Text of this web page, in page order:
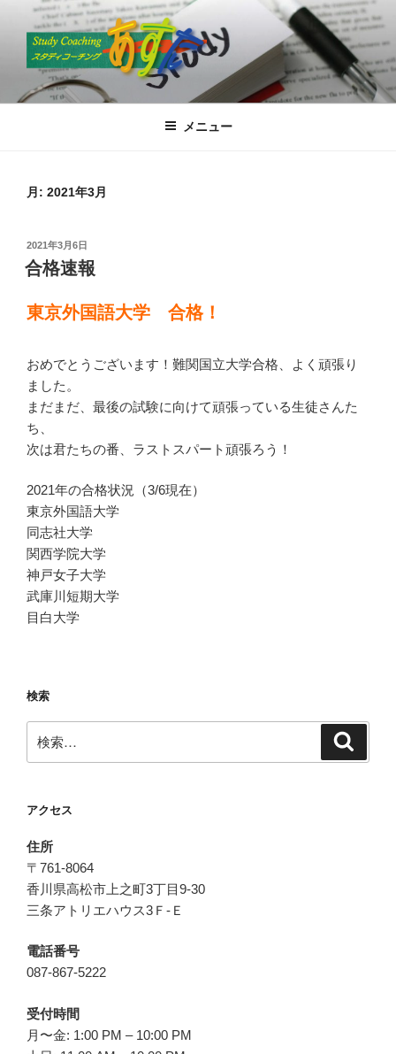
スタディコーチングあすた
高松で国語塾といえば”あすた”
メニュー
月: 2021年3月
投
稿
日:
2021年3月6日
合格速報
東京外国語大学 合格！
おめでとうございます！難関国立大学合格、よく頑張り
ました。
まだまだ、最後の試験に向けて頑張っている生徒さんた
ち、
次は君たちの番、ラストスパート頑張ろう！
2021年の合格状況（3/6現在）
東京外国語大学
同志社大学
関西学院大学
神戸女子大学
武庫川短期大学
目白大学
検索
索:
アクセス
住所
〒761-8064
香川県高松市上之町3丁目9-30
三条アトリエハウス3Ｆ-Ｅ
電話番号
087-867-5222
受付時間
月〜金: 1:00 PM – 10:00 PM